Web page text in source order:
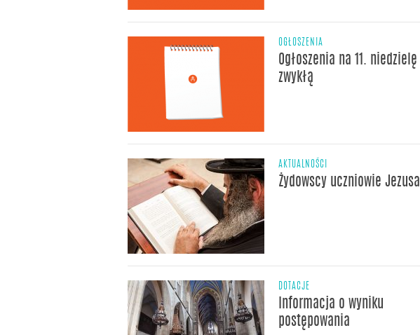
OGŁOSZENIA
Ogłoszenia na 11. niedzielę
zwykłą
AKTUALNOŚCI
Żydowscy uczniowie Jezusa
DOTACJE
Informacja o wyniku
postępowania